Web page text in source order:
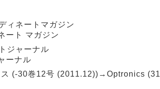
ィネートマガジン
ート マガジン
ジャーナル
ーナル
ス (-30巻12号 (2011.12))→Optronics (31